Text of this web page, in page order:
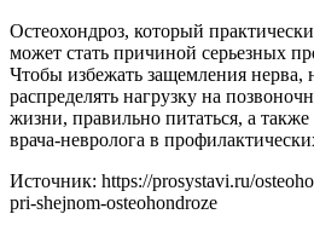
Остеохондроз, который
может стать причиной серьезных
Чтобы избежать защемления нерва,
распределять нагрузку на
жизни, правильно питаться, а
врача-невролога в
Источник: https://prosystavi.ru/
pri-shejnom-osteohondroze